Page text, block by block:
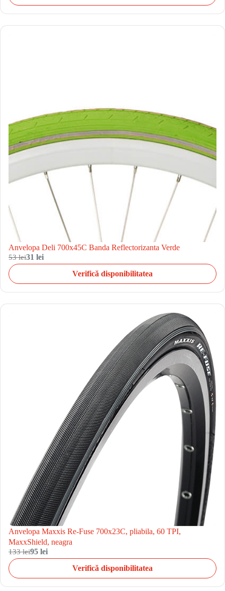
Anvelopa Deli 700x45C Banda Reflectorizanta Verde
53 lei31 lei
Verifică disponibilitatea
Anvelopa Maxxis Re-Fuse 700x23C, pliabila, 60 TPI,
MaxxShield, neagra
133 lei95 lei
Verifică disponibilitatea